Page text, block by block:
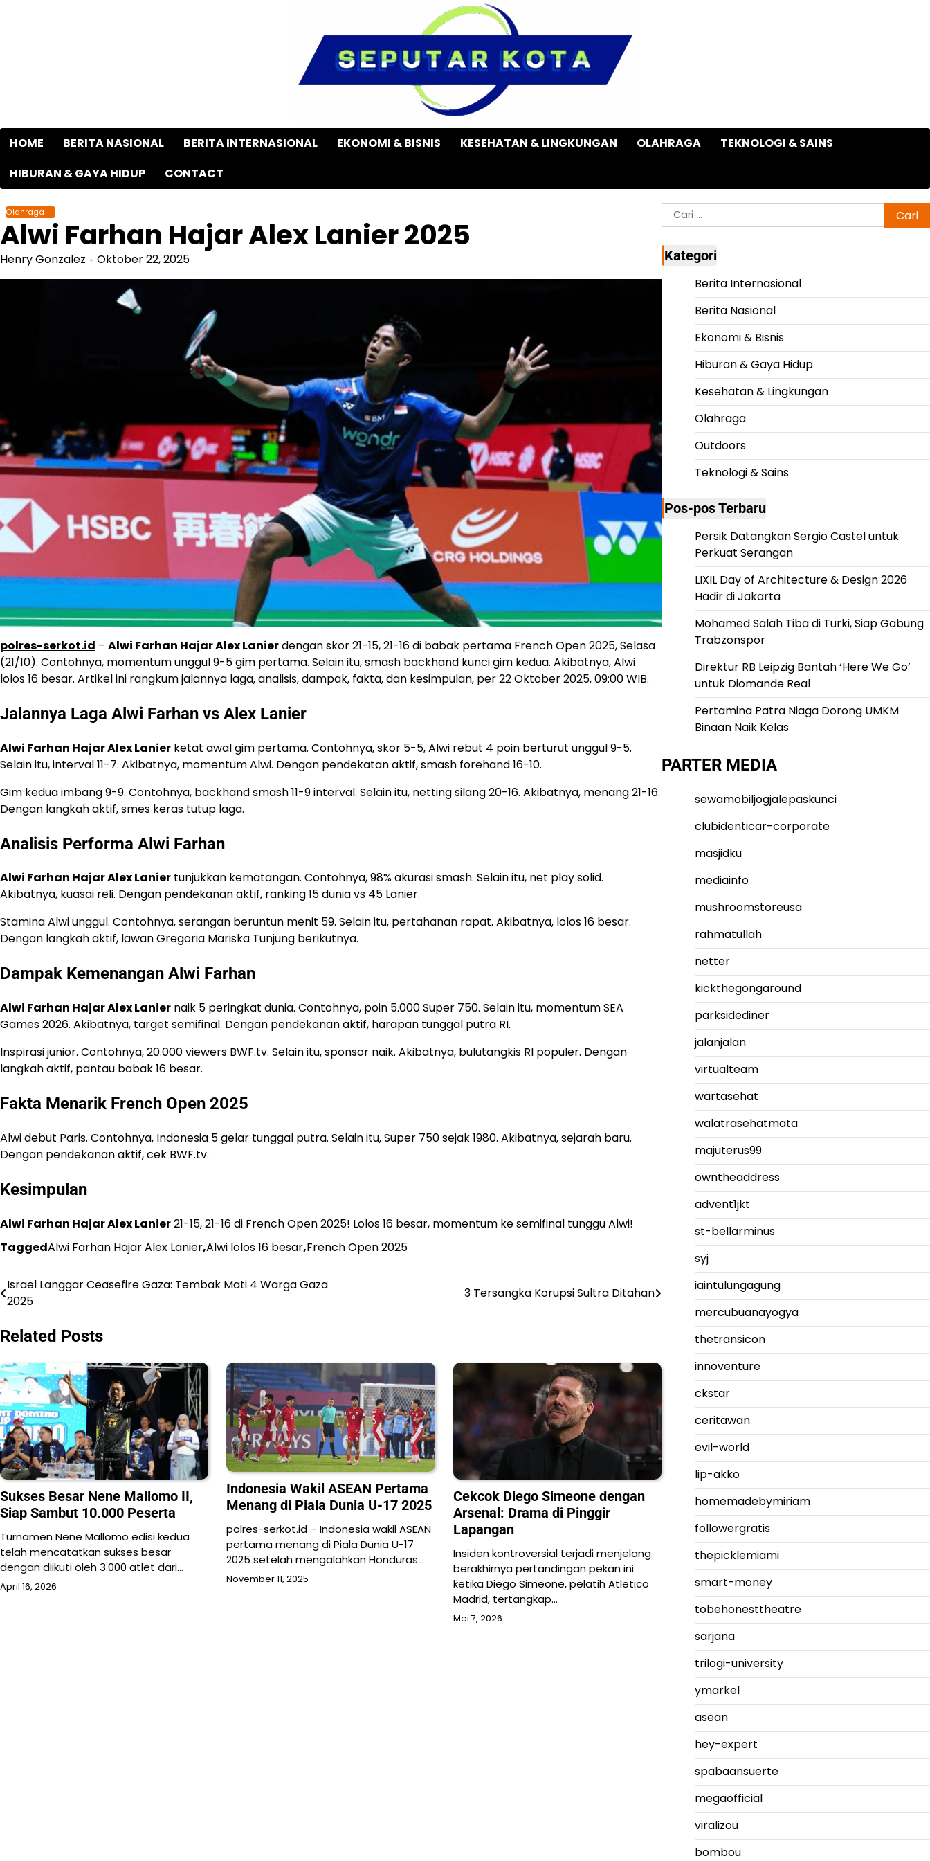
HOME BERITA NASIONAL BERITA INTERNASIONAL EKONOMI & BISNIS KESEHATAN & LINGKUNGAN OLAHRAGA
TEKNOLOGI & SAINS
HIBURAN & GAYA HIDUP
CONTACT
Olahraga
Alwi Farhan Hajar Alex Lanier 2025
Henry Gonzalez Oktober 22, 2025
polres-serkot.id – Alwi Farhan Hajar Alex Lanierdengan skor 21-15, 21-16 di babak pertama French Open 2025, Selasa
(21/10). Contohnya, momentum unggul 9-5 gim pertama. Selain itu, smash backhand kunci gim kedua. Akibatnya, Alwi
lolos 16 besar. Artikel ini rangkum jalannya laga, analisis, dampak, fakta, dan kesimpulan, per 22 Oktober 2025, 09:00 WIB.
Jalannya Laga Alwi Farhan vs Alex Lanier
Alwi Farhan Hajar Alex Lanier ketat awal gim pertama. Contohnya, skor 5-5, Alwi rebut 4 poin berturut unggul 9-5.
Selain itu, interval 11-7. Akibatnya, momentum Alwi. Dengan pendekatan aktif, smash forehand 16-10.
Gim kedua imbang 9-9. Contohnya, backhand smash 11-9 interval. Selain itu, netting silang 20-16. Akibatnya, menang 21-16.
Dengan langkah aktif, smes keras tutup laga.
Analisis Performa Alwi Farhan
Alwi Farhan Hajar Alex Lanier tunjukkan kematangan. Contohnya, 98% akurasi smash. Selain itu, net play solid.
Akibatnya, kuasai reli. Dengan pendekanan aktif, ranking 15 dunia vs 45 Lanier.
Stamina Alwi unggul. Contohnya, serangan beruntun menit 59. Selain itu, pertahanan rapat. Akibatnya, lolos 16 besar.
Dengan langkah aktif, lawan Gregoria Mariska Tunjung berikutnya.
Dampak Kemenangan Alwi Farhan
Alwi Farhan Hajar Alex Lanier naik 5 peringkat dunia. Contohnya, poin 5.000 Super 750. Selain itu, momentum SEA
Games 2026. Akibatnya, target semifinal. Dengan pendekanan aktif, harapan tunggal putra RI.
Inspirasi junior. Contohnya, 20.000 viewers BWF.tv. Selain itu, sponsor naik. Akibatnya, bulutangkis RI populer. Dengan
langkah aktif, pantau babak 16 besar.
Fakta Menarik French Open 2025
Alwi debut Paris. Contohnya, Indonesia 5 gelar tunggal putra. Selain itu, Super 750 sejak 1980. Akibatnya, sejarah baru.
Dengan pendekanan aktif, cek BWF.tv.
Kesimpulan
Alwi Farhan Hajar Alex Lanier21-15, 21-16 di French Open 2025! Lolos 16 besar, momentum ke semifinal tunggu Alwi!
TaggedAlwi Farhan Hajar Alex Lanier,Alwi lolos 16 besar,French Open 2025
Navigasi
Israel Langgar Ceasefire Gaza: Tembak Mati 4 Warga Gaza
2025
3 Tersangka Korupsi Sultra Ditahan
Related Posts
Sukses Besar Nene Mallomo II,
Siap Sambut 10.000 Peserta
Turnamen Nene Mallomo edisi kedua
telah mencatatkan sukses besar
dengan diikuti oleh 3.000 atlet dari…
April 16, 2026
Indonesia Wakil ASEAN Pertama
Menang di Piala Dunia U-17 2025
polres-serkot.id – Indonesia wakil ASEAN
pertama menang di Piala Dunia U-17
2025 setelah mengalahkan Honduras…
November 11, 2025
Cekcok Diego Simeone dengan
Arsenal: Drama di Pinggir
Lapangan
Insiden kontroversial terjadi menjelang
berakhirnya pertandingan pekan ini
ketika Diego Simeone, pelatih Atletico
Madrid, tertangkap…
Mei 7, 2026
Cari
untuk:
Kategori
Berita Internasional
Berita Nasional
Ekonomi & Bisnis
Hiburan & Gaya Hidup
Kesehatan & Lingkungan
Olahraga
Outdoors
Teknologi & Sains
Pos-pos Terbaru
Persik Datangkan Sergio Castel untuk
Perkuat Serangan
LIXIL Day of Architecture & Design 2026
Hadir di Jakarta
Mohamed Salah Tiba di Turki, Siap Gabung
Trabzonspor
Direktur RB Leipzig Bantah ‘Here We Go’
untuk Diomande Real
Pertamina Patra Niaga Dorong UMKM
Binaan Naik Kelas
PARTER MEDIA
sewamobiljogjalepaskunci
clubidenticar-corporate
masjidku
mediainfo
mushroomstoreusa
rahmatullah
netter
kickthegongaround
parksidediner
jalanjalan
virtualteam
wartasehat
walatrasehatmata
majuterus99
owntheaddress
advent1jkt
st-bellarminus
syj
iaintulungagung
mercubuanayogya
thetransicon
innoventure
ckstar
ceritawan
evil-world
lip-akko
homemadebymiriam
followergratis
thepicklemiami
smart-money
tobehonesttheatre
sarjana
trilogi-university
ymarkel
asean
hey-expert
spabaansuerte
megaofficial
viralizou
bombou